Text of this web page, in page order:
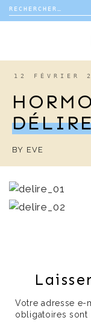
Rechercher :
VIE DE FAMILLE
DÉCO
EDITORIAL
12 FÉVRIER
BY EVE
Votre adresse e-
obligatoires sont